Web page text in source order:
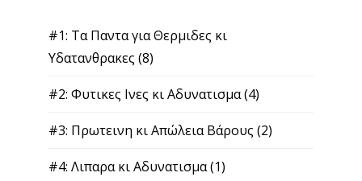
#1: Τα Παντα για Θερμιδες κι
Υδατανθρακες (8)
#2: Φυτικες Ινες κι Αδυνατισμα(4)
#3: Πρωτεινη κι Απώλεια Βάρους (2)
#4: Λιπαρα κι Αδυνατισμα(1)